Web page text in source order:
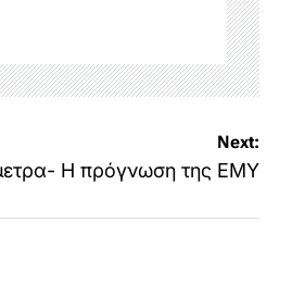
Next:
Η πρόγνωση της ΕΜΥ